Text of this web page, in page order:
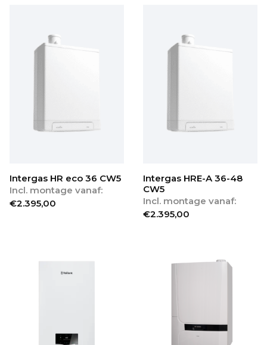
Intergas HR eco 36 CW5
Incl. montage vanaf:
€2.395,00
Intergas HRE-A 36-48
CW5
Incl. montage vanaf:
€2.395,00